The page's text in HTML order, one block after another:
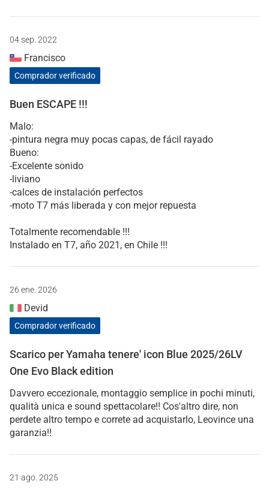
04 sep. 2022
Francisco
Comprador verificado
Buen ESCAPE !!!
Malo:
-pintura negra muy pocas capas, de fácil rayado
Bueno:
-Excelente sonido
-liviano
-calces de instalación perfectos
-moto T7 más liberada y con mejor repuesta
Totalmente recomendable !!!
Instalado en T7, año 2021, en Chile !!!
26 ene. 2026
Devid
Comprador verificado
Scarico per Yamaha tenere' icon Blue 2025/26LV
One Evo Black edition
Davvero eccezionale, montaggio semplice in pochi minuti,
qualità unica e sound spettacolare!! Cos'altro dire, non
perdete altro tempo e correte ad acquistarlo, Leovince una
garanzia!!
21 ago. 2025